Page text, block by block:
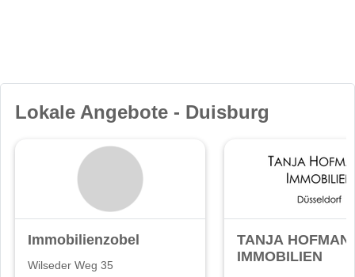
Lokale Angebote - Duisburg
Immobilienzobel
Wilseder Weg 35
TANJA
IMMOBILIEN